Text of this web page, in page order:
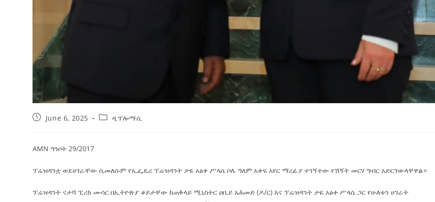
June 6, 2025 ዲፕሎማሲ
AMN ግንቦት 29/2017
ፕሬዝዳንቷ ወደሀገራቸው ሲመለሱም የኢፌዴሪ ፕሬዝዳንት ታዬ አፅቀ ሥላሴ ቦሌ ዓለም አቀፍ አየር ማረፊያ ተገኝተው የሽኝት መርሃ ግብር አድርገውላቸዋል።
ፕሬዝዳንት ናታሻ ፒሪክ ሙሳር በኢትዮጵያ ቆይታቸው ከጠቅላይ ሚኒስትር ዐቢይ አሕመድ (ዶ/ር) እና ፕሬዝዳንት ታዬ አፅቀ ሥላሴ ጋር የሁለቱን ሀገራት